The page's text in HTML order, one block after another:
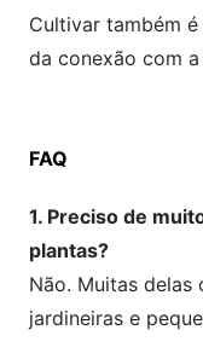
Cultivar também
da conexão com
FAQ
1. Preciso de
plantas?
Não. Muitas delas
jardineiras e